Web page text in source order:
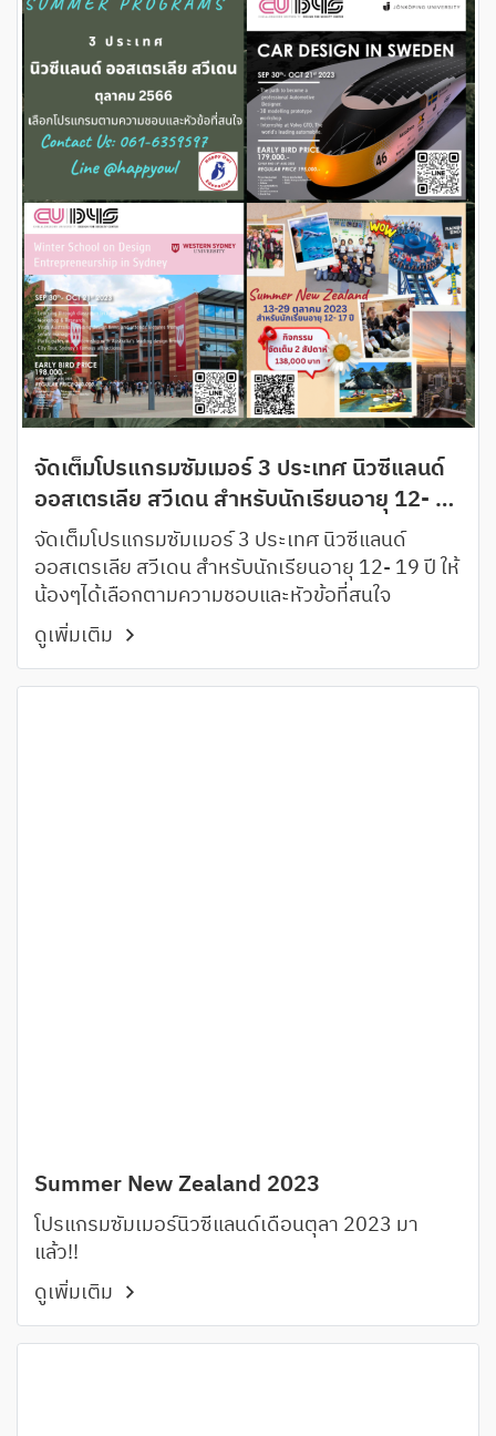
จัดเต็มโปรแกรมซัมเมอร์ 3 ประเทศ นิวซีแลนด์
ออสเตรเลีย สวีเดน สำหรับนักเรียนอายุ 12- 19
ปี
จัดเต็มโปรแกรมซัมเมอร์ 3 ประเทศ นิวซีแลนด์
ออสเตรเลีย สวีเดน สำหรับนักเรียนอายุ 12- 19 ปี ให้
น้องๆได้เลือกตามความชอบและหัวข้อที่สนใจ
ดูเพิ่มเติม
Summer New Zealand 2023
โปรแกรมซัมเมอร์นิวซีแลนด์เดือนตุลา 2023 มา
แล้ว!!
ดูเพิ่มเติม